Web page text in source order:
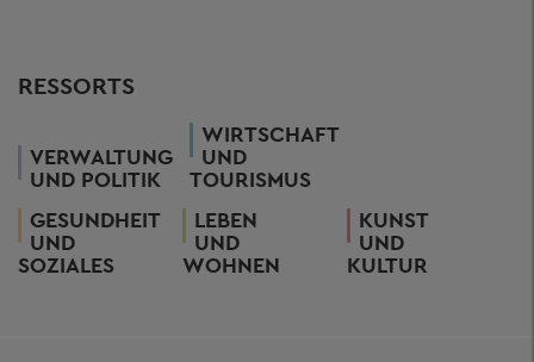
RESSORTS
VERWALTUNG
UND POLITIK
WIRTSCHAFT
UND
TOURISMUS
GESUNDHEIT
UND
SOZIALES
LEBEN
UND
WOHNEN
KUNST
UND
KULTUR